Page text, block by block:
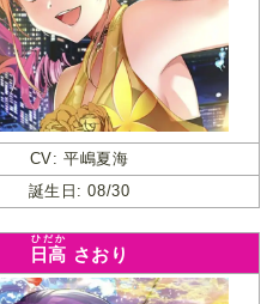
CV: 平嶋夏海
誕生日: 08/30
日高
ひだか
さおり